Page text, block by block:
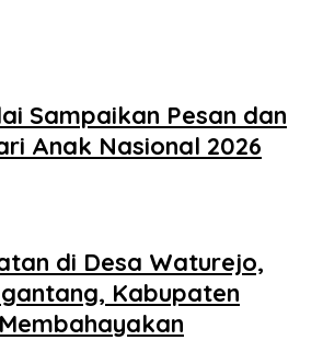
Sampaikan Pesan dan
Anak Nasional 2026
di Desa Waturejo,
Kabupaten